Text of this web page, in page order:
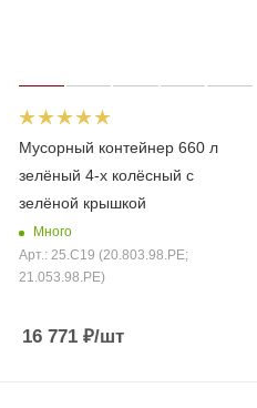
Мусорный контейнер 660 л
зелёный 4-х колёсный с
зелёной крышкой
Много
Арт.: 25.C19 (20.803.98.PE;
21.053.98.PE)
16 771 ₽/шт